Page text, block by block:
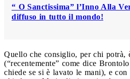
“ O Sanctissima” l’Inno Alla
diffuso in tutto il mondo!
Quello che consiglio, per chi potrà,
(“recentemente” come dice
chiede se si è lavato le mani), e